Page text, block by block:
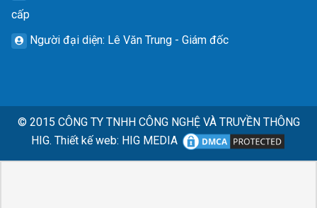
cấp
Người đại diện: Lê Văn Trung - Giám đốc
© 2015 CÔNG TY TNHH CÔNG NGHỆ VÀ TRUYỀN THÔNG
HIG. Thiết kế web: HIG MEDIA